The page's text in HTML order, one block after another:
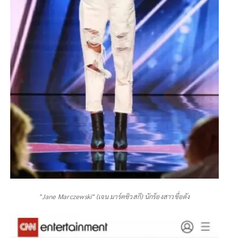
"Jane Marczewski" (เจน มาร์คซิวสกี) นักร้องสาวชื่อดัง